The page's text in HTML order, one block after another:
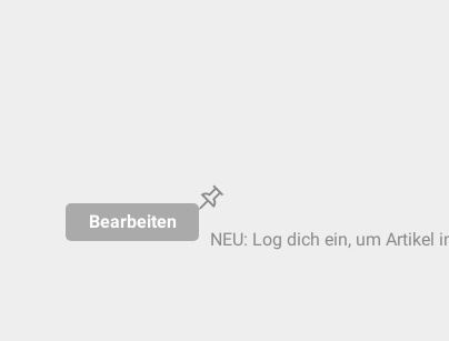
Bearbeiten
NEU: Log dich ein, um Artikel